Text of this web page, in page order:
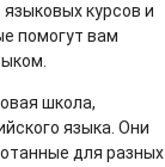
курсов и
помогут вам
школа,
языка. Они
для разных